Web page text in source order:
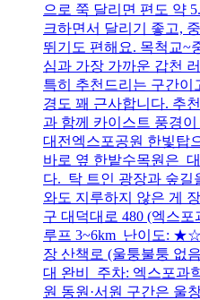
으로 쭉 달리면 편도 약
크하면서 달리기 좋고,
뛰기도 편해요. 목척교~
심과 가장 가까운 갑천
특히 추천드리는 구간이
경도 꽤 근사합니다. 추
과 함께 카이스트 풍경
대전엑스포공원 한빛탑
바로 옆 한밭수목원은
다. 탁 트인 광장과 숲길
와도 지루하지 않은 게
구 대덕대로 480 (엑스
루프 3~6km 난이도:
장 산책로 (울퉁불퉁 없
대 완비 주차: 엑스포과
원 동원·서원 구간은 울